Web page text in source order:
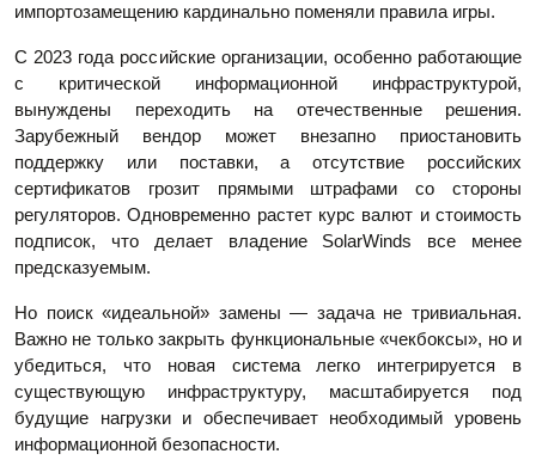
импортозамещению кардинально поменяли правила игры.
С 2023 года российские организации, особенно работающие
с критической информационной инфраструктурой,
вынуждены переходить на отечественные решения.
Зарубежный вендор может внезапно приостановить
поддержку или поставки, а отсутствие российских
сертификатов грозит прямыми штрафами со стороны
регуляторов. Одновременно растет курс валют и стоимость
подписок, что делает владение SolarWinds все менее
предсказуемым.
Но поиск «идеальной» замены — задача не тривиальная.
Важно не только закрыть функциональные «чекбоксы», но и
убедиться, что новая система легко интегрируется в
существующую инфраструктуру, масштабируется под
будущие нагрузки и обеспечивает необходимый уровень
информационной безопасности.